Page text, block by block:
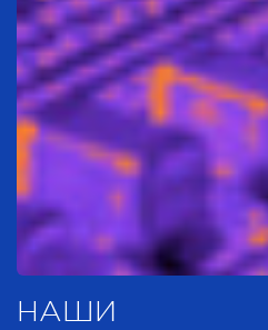
НАШИ